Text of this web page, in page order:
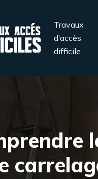
Travaux
d’accès
difficile